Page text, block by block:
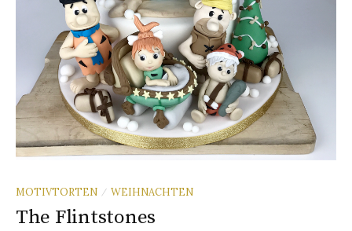
MOTIVTORTEN / WEIHNACHTEN
The Flintstones